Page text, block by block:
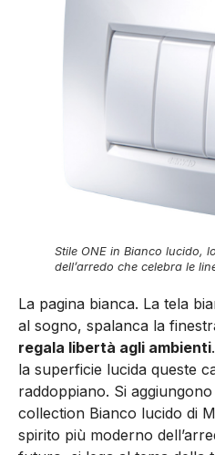
Stile ONE in Bianco lucido,
dell’arredo che celebra le
La pagina bianca. La tela
al sogno, spalanca la
regala libertà agli ambienti
la superficie lucida queste
raddoppiano. Si
collection Bianco lucido di
spirito più moderno